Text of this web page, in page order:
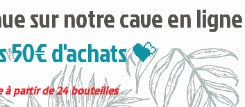
sur notre cave en
50€ d'achats 💝
à partir de 24 bouteilles